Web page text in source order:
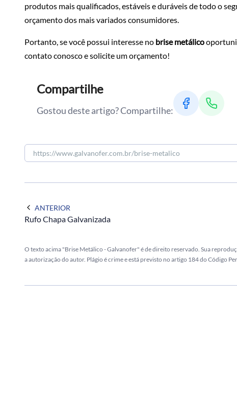
produtos mais qualificados, estáveis e duráveis de todo o
orçamento dos mais variados consumidores.
Portanto, se você possui interesse no brise metálico
contato conosco e solicite um orçamento!
Compartilhe
Gostou deste artigo? Compartilhe:
ANTERIOR
Rufo Chapa Galvanizada
O texto acima "Brise Metálico - Galvanofer" é de direito reservado. Sua
a autorização do autor. Plágio é crime e está previsto no artigo 184 do Código